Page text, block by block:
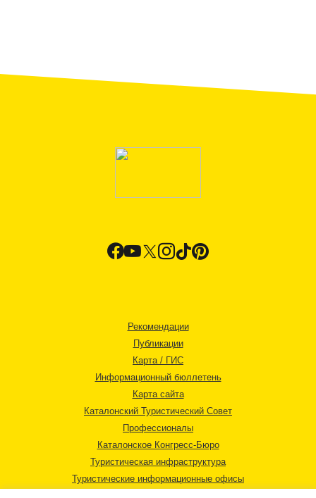
Рекомендации
Публикации
Карта / ГИС
Информационный бюллетень
Карта сайта
Каталонский Туристический Совет
Профессионалы
Каталонское Конгресс-Бюро
Туристическая инфраструктура
Туристические информационные офисы